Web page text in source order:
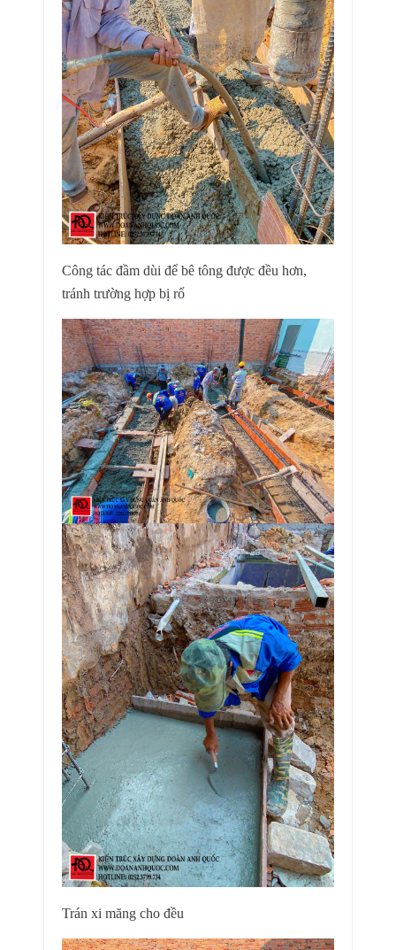
Công tác đầm dùi để bê tông được đều hơn,
tránh trường hợp bị rổ
Trán xi măng cho đều